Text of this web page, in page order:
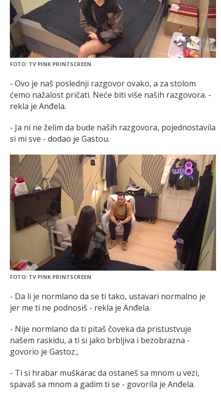
FOTO: TV PINK PRINTSCREEN
- Ovo je naš poslednji razgovor ovako, a za stolom
ćemo nažalost pričati. Neće biti više naših razgovora. -
rekla je Anđela.
- Ja ni ne želim da bude naših razgovora, pojednostavila
si mi sve - dodao je Gastou.
FOTO: TV PINK PRINTSCREEN
- Da li je normlano da se ti tako, ustavari normalno je
jer me ti ne podnosiš - rekla je Anđela.
- Nije normlano da ti pitaš čoveka da pristustvuje
našem raskidu, a ti si jako brbljiva i bezobrazna -
govorio je Gastoz.,
- Ti si hrabar muškarac da ostaneš sa mnom u vezi,
spavaš sa mnom a gadim ti se - govorila je Anđela.